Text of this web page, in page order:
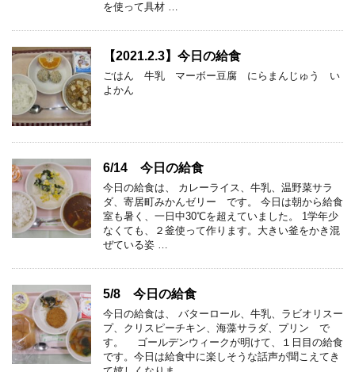
を使って具材 …
【2021.2.3】今日の給食
ごはん 牛乳 マーボー豆腐 にらまんじゅう い
よかん
6/14 今日の給食
今日の給食は、 カレーライス、牛乳、温野菜サラ
ダ、寄居町みかんゼリー です。 今日は朝から給食
室も暑く、一日中30℃を超えていました。 1学年少
なくても、２釜使って作ります。大きい釜をかき混
ぜている姿 …
5/8 今日の給食
今日の給食は、 バターロール、牛乳、ラビオリスー
プ、クリスピーチキン、海藻サラダ、プリン で
す。 ゴールデンウィークが明けて、１日目の給食
です。今日は給食中に楽しそうな話声が聞こえてき